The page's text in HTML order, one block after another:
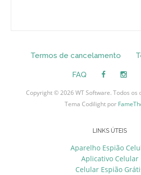
Termos de cancelamento
FAQ
Copyright © 2026 WT Software. Todos os
Tema Codilight por
LINKS ÚTEIS
Aparelho Espião
Aplicativo Celular
Celular Espião